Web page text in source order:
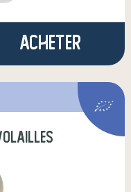
Acheter